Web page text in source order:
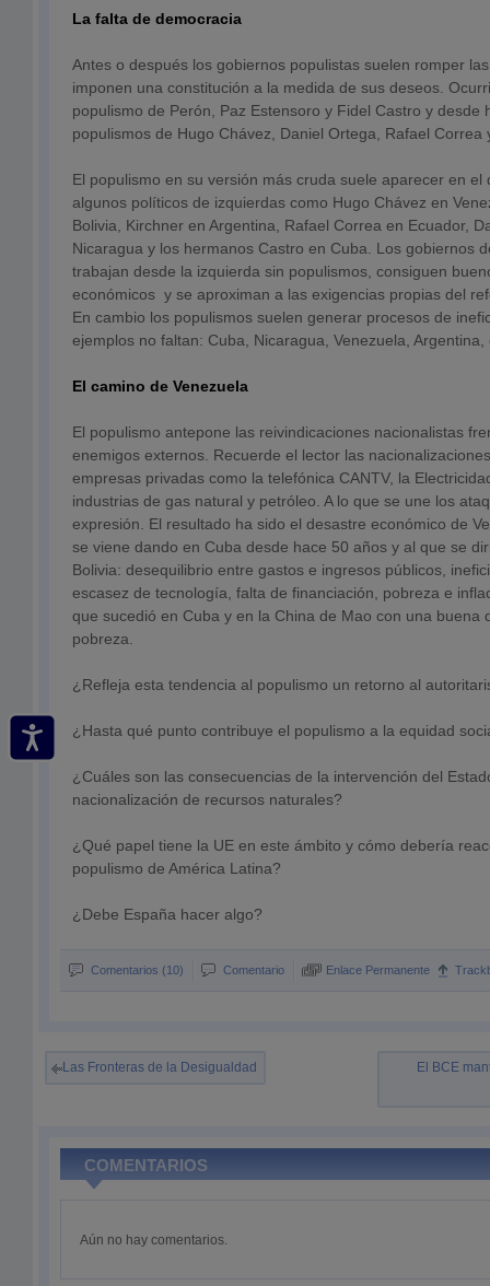
La falta de democracia
Antes o después los gobiernos populistas suelen romper
imponen una constitución a la medida de sus deseos.
populismo de Perón, Paz Estensoro y Fidel Castro y desde
populismos de Hugo Chávez, Daniel Ortega, Rafael Correa
El populismo en su versión más cruda suele aparecer en el
algunos políticos de izquierdas como Hugo Chávez en
Bolivia, Kirchner en Argentina, Rafael Correa en Ecuador,
Nicaragua y los hermanos Castro en Cuba. Los gobiernos
trabajan desde la izquierda sin populismos, consiguen
económicos y se aproximan a las exigencias propias del
En cambio los populismos suelen generar procesos de
ejemplos no faltan: Cuba, Nicaragua, Venezuela, Argentina,
El camino de Venezuela
El populismo antepone las reivindicaciones nacionalistas
enemigos externos. Recuerde el lector las
empresas privadas como la telefónica CANTV, la
industrias de gas natural y petróleo. A lo que se une los
expresión. El resultado ha sido el desastre económico de
se viene dando en Cuba desde hace 50 años y al que se
Bolivia: desequilibrio entre gastos e ingresos públicos,
escasez de tecnología, falta de financiación, pobreza e
que sucedió en Cuba y en la China de Mao con una buena
pobreza.
¿Refleja esta tendencia al populismo un retorno al
¿Hasta qué punto contribuye el populismo a la equidad
¿Cuáles son las consecuencias de la intervención del
nacionalización de recursos naturales?
¿Qué papel tiene la UE en este ámbito y cómo debería
populismo de América Latina?
¿Debe España hacer algo?
Comentarios (10) Comentario Enlace Permanente
Las Fronteras de la Desigualdad El BCE
COMENTARIOS
Aún no hay comentarios.